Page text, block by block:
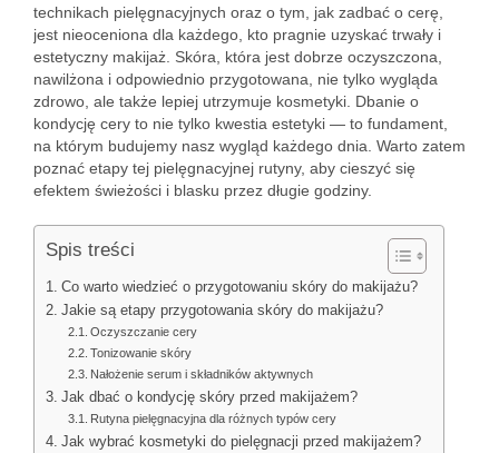
technikach pielęgnacyjnych oraz o tym, jak zadbać o cerę,
jest nieoceniona dla każdego, kto pragnie uzyskać trwały i
estetyczny makijaż. Skóra, która jest dobrze oczyszczona,
nawilżona i odpowiednio przygotowana, nie tylko wygląda
zdrowo, ale także lepiej utrzymuje kosmetyki. Dbanie o
kondycję cery to nie tylko kwestia estetyki — to fundament,
na którym budujemy nasz wygląd każdego dnia. Warto zatem
poznać etapy tej pielęgnacyjnej rutyny, aby cieszyć się
efektem świeżości i blasku przez długie godziny.
Spis treści
Co warto wiedzieć o przygotowaniu skóry do makijażu?
Jakie są etapy przygotowania skóry do makijażu?
Oczyszczanie cery
Tonizowanie skóry
Nałożenie serum i składników aktywnych
Jak dbać o kondycję skóry przed makijażem?
Rutyna pielęgnacyjna dla różnych typów cery
Jak wybrać kosmetyki do pielęgnacji przed makijażem?